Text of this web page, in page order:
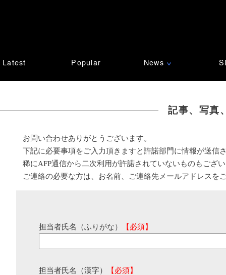
Latest Popular News ∨
記事、写真
お問い合わせありがとうございます。
下記に必要事項をご入力頂きますと許諾部門に情報が送信
稀にAFP通信から二次利用が許諾されていないものもござ
ご連絡の必要な方は、お名前、ご連絡先メールアドレスを
担当者氏名（ふりがな） 【必須】
担当者氏名（漢字） 【必須】